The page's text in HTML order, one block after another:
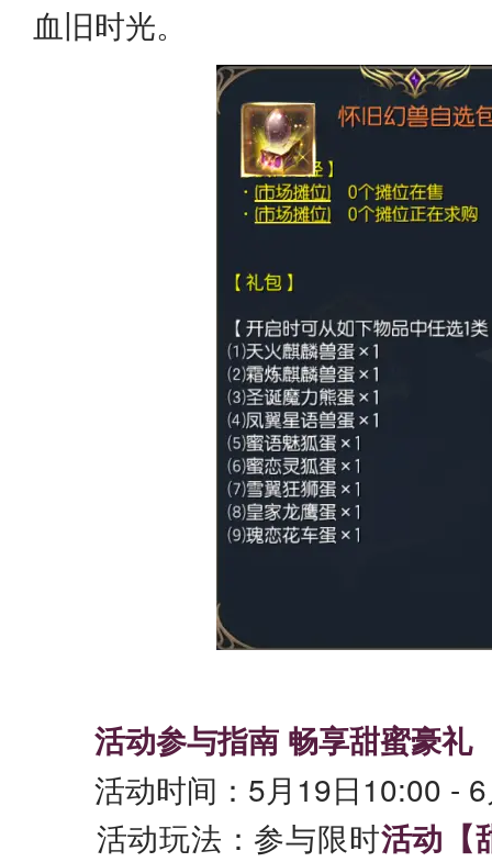
血旧时光。
活动参与指南 畅享甜蜜豪礼
活动时间：5月19日10:00 - 6
活动玩法：参与限时活动【